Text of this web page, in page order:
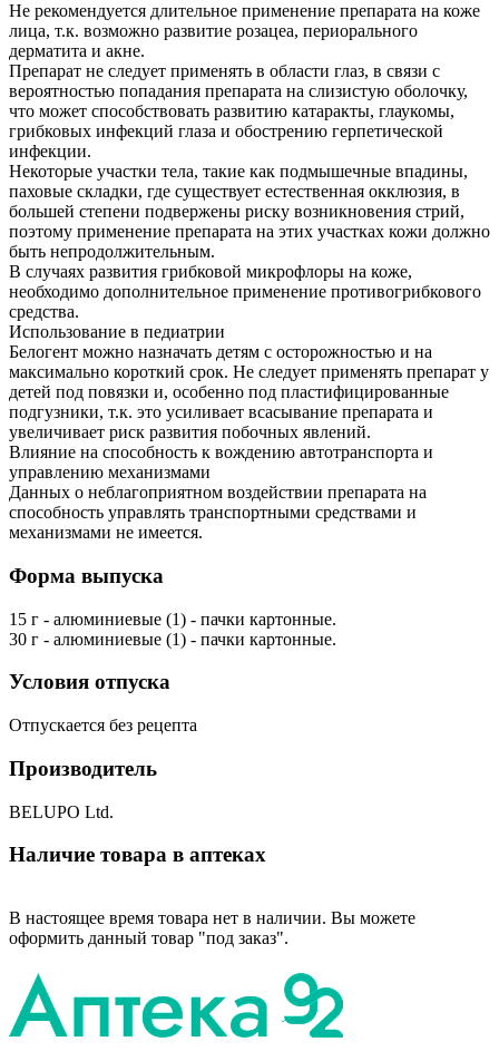
Не рекомендуется длительное применение препарата на коже
лица, т.к. возможно развитие розацеа, периорального
дерматита и акне.
Препарат не следует применять в области глаз, в связи с
вероятностью попадания препарата на слизистую оболочку,
что может способствовать развитию катаракты, глаукомы,
грибковых инфекций глаза и обострению герпетической
инфекции.
Некоторые участки тела, такие как подмышечные впадины,
паховые складки, где существует естественная окклюзия, в
большей степени подвержены риску возникновения стрий,
поэтому применение препарата на этих участках кожи должно
быть непродолжительным.
В случаях развития грибковой микрофлоры на коже,
необходимо дополнительное применение противогрибкового
средства.
Использование в педиатрии
Белогент можно назначать детям с осторожностью и на
максимально короткий срок. Не следует применять препарат у
детей под повязки и, особенно под пластифицированные
подгузники, т.к. это усиливает всасывание препарата и
увеличивает риск развития побочных явлений.
Влияние на способность к вождению автотранспорта и
управлению механизмами
Данных о неблагоприятном воздействии препарата на
способность управлять транспортными средствами и
механизмами не имеется.
Форма выпуска
15 г - алюминиевые (1) - пачки картонные.
30 г - алюминиевые (1) - пачки картонные.
Условия отпуска
Отпускается без рецепта
Производитель
BELUPO Ltd.
Наличие товара в аптеках
В настоящее время товара нет в наличии. Вы можете
оформить данный товар "под заказ".